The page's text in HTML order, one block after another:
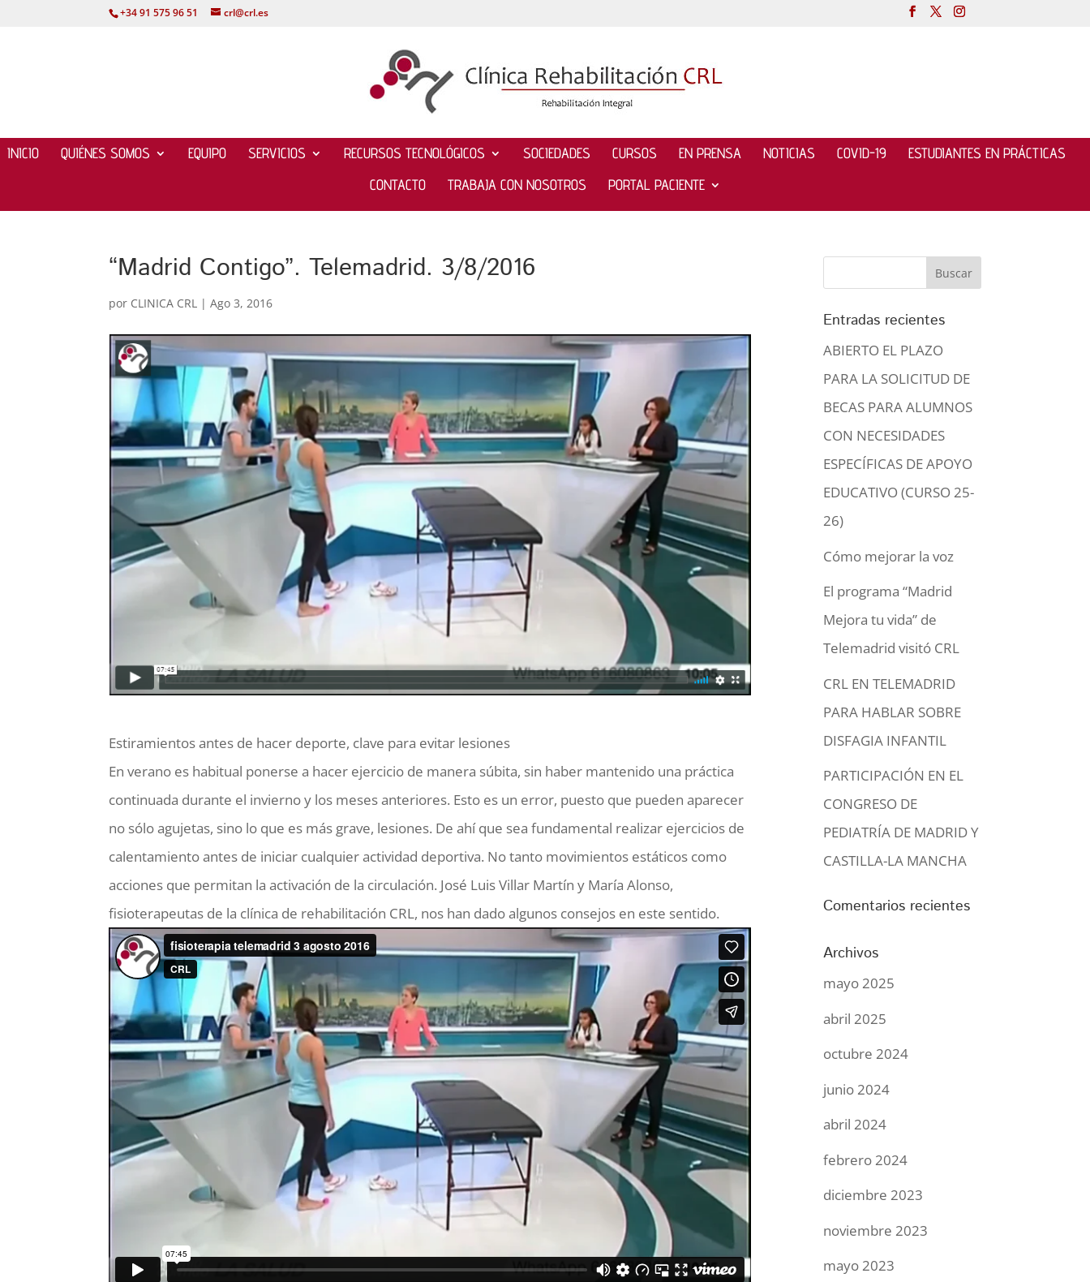
+34 91 575 96 51 crl@crl.es
INICIO QUIÉNES SOMOS EQUIPO SERVICIOS RECURSOS TECNOLÓGICOS SOCIEDADES CURSOS EN PRENSA NOTICIAS COVID-19
ESTUDIANTES EN PRÁCTICAS
CONTACTO
TRABAJA CON NOSOTROS PORTAL PACIENTE
“Madrid Contigo”. Telemadrid. 3/8/2016
por CLINICA CRL |Ago 3, 2016
Estiramientos antes de hacer deporte, clave para evitar lesiones
En verano es habitual ponerse a hacer ejercicio de manera súbita, sin haber mantenido una práctica
continuada durante el invierno y los meses anteriores. Esto es un error, puesto que pueden aparecer
no sólo agujetas, sino lo que es más grave, lesiones. De ahí que sea fundamental realizar ejercicios de
calentamiento antes de iniciar cualquier actividad deportiva. No tanto movimientos estáticos como
acciones que permitan la activación de la circulación. José Luis Villar Martín y María Alonso,
fisioterapeutas de la clínica de rehabilitación CRL, nos han dado algunos consejos en este sentido.
Entradas recientes
ABIERTO EL PLAZO
PARA LA SOLICITUD DE
BECAS PARA ALUMNOS
CON NECESIDADES
ESPECÍFICAS DE APOYO
EDUCATIVO (CURSO 25-
26)
Cómo mejorar la voz
El programa “Madrid
Mejora tu vida” de
Telemadrid visitó CRL
CRL EN TELEMADRID
PARA HABLAR SOBRE
DISFAGIA INFANTIL
PARTICIPACIÓN EN EL
CONGRESO DE
PEDIATRÍA DE MADRID Y
CASTILLA-LA MANCHA
Comentarios recientes
Archivos
mayo 2025
abril 2025
octubre 2024
junio 2024
abril 2024
febrero 2024
diciembre 2023
noviembre 2023
mayo 2023